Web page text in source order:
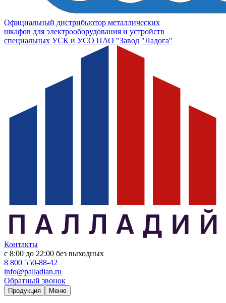
Официальный дистрибьютор металлических
шкафов для электрооборудования и устройств
специальных УСК и УСО ПАО "Завод "Ладога"
Контакты
с 8:00 до 22:00 без выходных
8 800 550-88-42
info@palladian.ru
Обратный звонок
Продукция Меню